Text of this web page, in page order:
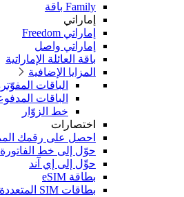
Family باقة
إماراتي
إماراتي Freedom
إماراتي واصل
باقة العائلة الإماراتية
المزايا الإضافية
الباقات المفوّترة
الباقات المدفوعة مقدمًا
خط الزوّار
اختصارات
احصل على رقمك المميّز
حوّل إلى خط الفاتورة
حوِّل إلى إي آند
بطاقة eSIM
بطاقات SIM المتعددة